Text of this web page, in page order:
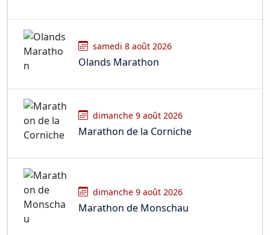
samedi 8 août 2026
Olands Marathon
dimanche 9 août 2026
Marathon de la Corniche
dimanche 9 août 2026
Marathon de Monschau